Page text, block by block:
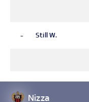
- Still W.
Nizza